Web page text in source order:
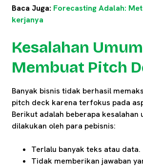
Baca Juga: Forecasting Adalah:
kerjanya
Kesalahan
Membuat Pitch
Banyak bisnis tidak berhasil
pitch deck karena terfokus pada
Berikut adalah beberapa kesalahan
dilakukan oleh para pebisnis:
Terlalu banyak teks atau data.
Tidak memberikan jawaban